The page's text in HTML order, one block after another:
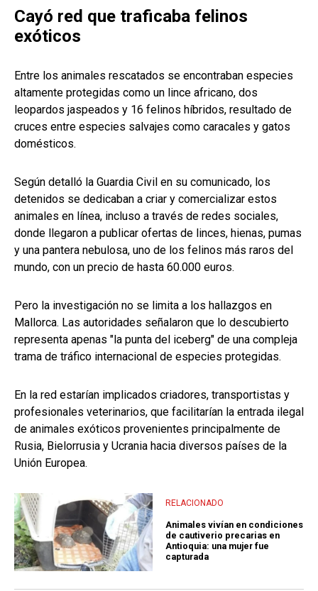
Cayó red que traficaba felinos
exóticos
Entre los animales rescatados se encontraban especies
altamente protegidas como un lince africano, dos
leopardos jaspeados y 16 felinos híbridos, resultado de
cruces entre especies salvajes como caracales y gatos
domésticos.
Según detalló la Guardia Civil en su comunicado, los
detenidos se dedicaban a criar y comercializar estos
animales en línea, incluso a través de redes sociales,
donde llegaron a publicar ofertas de linces, hienas, pumas
y una pantera nebulosa, uno de los felinos más raros del
mundo, con un precio de hasta 60.000 euros.
Pero la investigación no se limita a los hallazgos en
Mallorca. Las autoridades señalaron que lo descubierto
representa apenas "la punta del iceberg" de una compleja
trama de tráfico internacional de especies protegidas.
En la red estarían implicados criadores, transportistas y
profesionales veterinarios, que facilitarían la entrada ilegal
de animales exóticos provenientes principalmente de
Rusia, Bielorrusia y Ucrania hacia diversos países de la
Unión Europea.
RELACIONADO
Animales vivían en condiciones
de cautiverio precarias en
Antioquia: una mujer fue
capturada